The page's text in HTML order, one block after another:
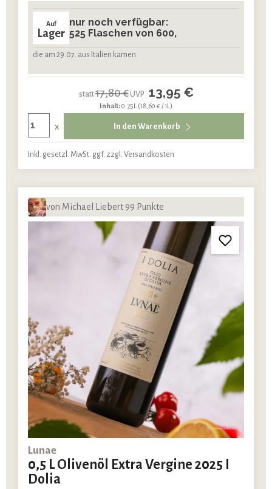
Auf
Lager
nur noch verfügbar:
525 Flaschen von 600,
die am 29.07. aus Italien kamen.
statt17,80 €UVP 13,95 €
Inhalt:0.75L (18,60 € / 1L)
x In den Warenkorb
Inkl. gesetzl. MwSt. ggf. zzgl. Versandkosten
von Michael Liebert 99 Punkte
Lunae
0,5 L Olivenöl Extra Vergine 2025 I
Dolia